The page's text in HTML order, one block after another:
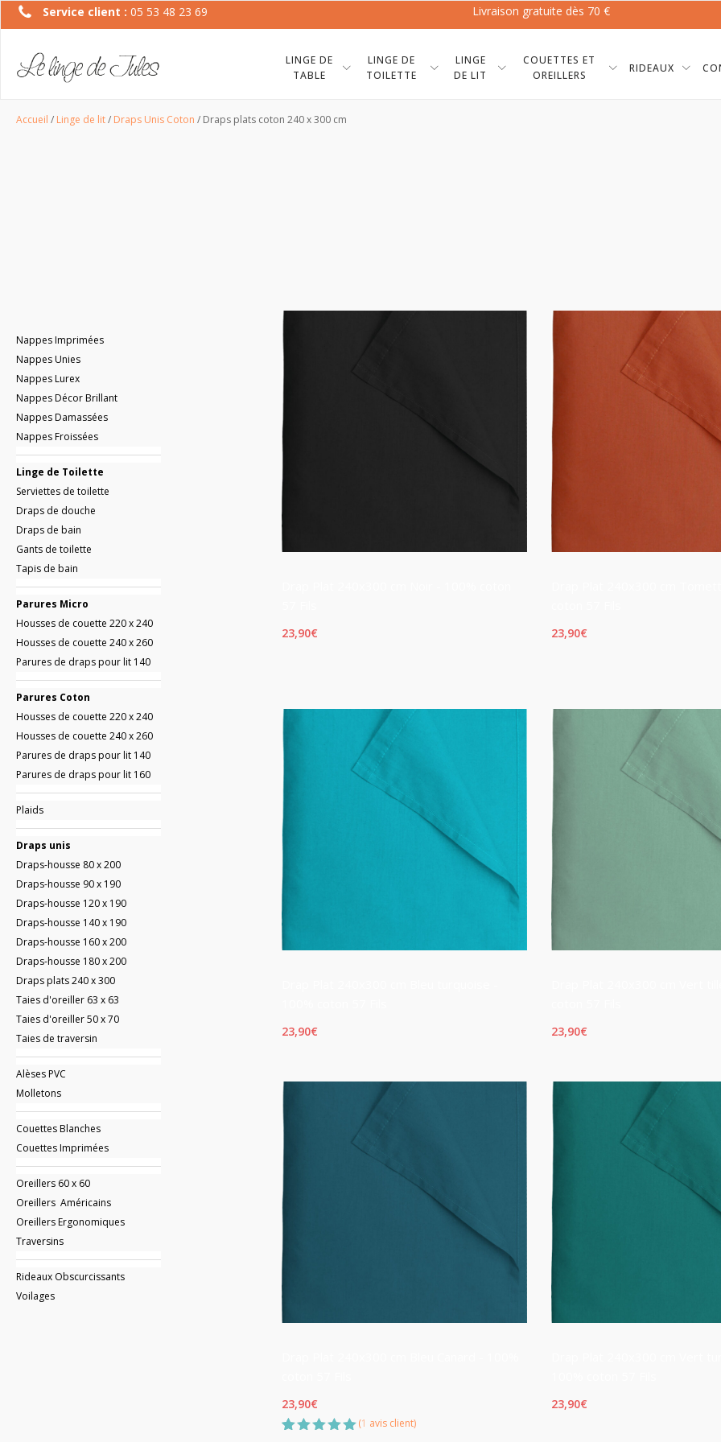
Service client : 05 53 48 23 69 Livraison gratuite dès 70 €
LINGE DE
TABLE
LINGE DE
TOILETTE
LINGE
DE LIT
COUETTES ET
OREILLERS
RIDEAUX
Accueil / Linge de lit/ Draps Unis Coton / Draps plats coton 240 x 300 cm
Nappes Imprimées
Nappes Unies
Nappes Lurex
Nappes Décor Brillant
Nappes Damassées
Nappes Froissées
Linge de Toilette
Serviettes de toilette
Draps de douche
Draps de bain
Gants de toilette
Tapis de bain
Parures Micro
Housses de couette 220 x 240
Housses de couette 240 x 260
Parures de draps pour lit 140
Parures Coton
Housses de couette 220 x 240
Housses de couette 240 x 260
Parures de draps pour lit 140
Parures de draps pour lit 160
Plaids
Draps unis
Draps-housse 80 x 200
Draps-housse 90 x 190
Draps-housse 120 x 190
Draps-housse 140 x 190
Draps-housse 160 x 200
Draps-housse 180 x 200
Draps plats 240 x 300
Taies d'oreiller 63 x 63
Taies d'oreiller 50 x 70
Taies de traversin
Alèses PVC
Molletons
Couettes Blanches
Couettes Imprimées
Oreillers 60 x 60
Oreillers Américains
Oreillers Ergonomiques
Traversins
Rideaux Obscurcissants
Voilages
23,90€ 23,90€
23,90€ 23,90€
23,90€
(1 avis client)
23,90€